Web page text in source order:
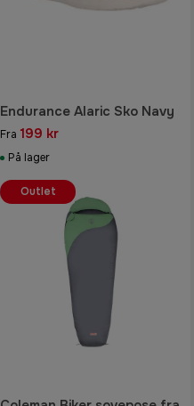
Endurance Alaric Sko Navy
Fra 199 kr
På lager
Outlet